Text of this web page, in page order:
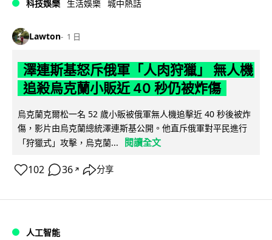
科技娛樂 生活娛樂 城中熱話
Lawton 1 日
澤連斯基怒斥俄軍「人肉狩獵」 無人機
追殺烏克蘭小販近 40 秒仍被炸傷
烏克蘭克爾松一名 52 歲小販被俄軍無人機追擊近 40 秒後被炸
傷，影片由烏克蘭總統澤連斯基公開。他直斥俄軍對平民進行
「狩獵式」攻擊，烏克蘭...
閱讀全文
102 36 ↗ 分享
人工智能